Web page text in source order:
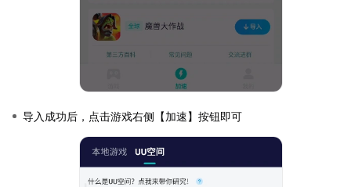
导入成功后，点击游戏右侧【加速】按钮即可